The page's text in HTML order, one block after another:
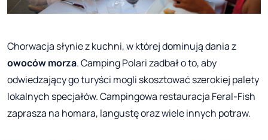
Chorwacja słynie z kuchni, w której dominują dania z
owoców morza. Camping Polari zadbał o to, aby
odwiedzający go turyści mogli skosztować szerokiej palety
lokalnych specjałów. Campingowa restauracja Feral-Fish
zaprasza na homara, langustę oraz wiele innych potraw.